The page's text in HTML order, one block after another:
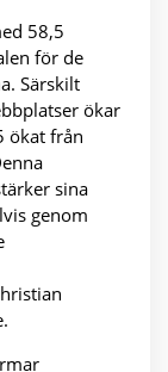
58,5
för de
Särskilt
ökar
ökat från
sina
genom